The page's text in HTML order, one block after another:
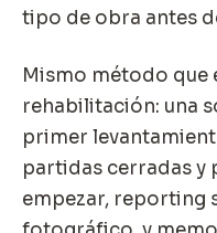
tipo de obra antes
Mismo método que
rehabilitación: una
primer
partidas cerradas y
empezar, reporting